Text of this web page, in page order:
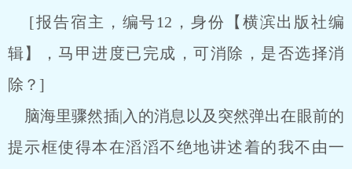
[报告宿主，编号12，身份【横滨出版社编
辑】，马甲进度已完成，可消除，是否选择消
除？]
脑海里骤然插|入的消息以及突然弹出在眼前的
提示框使得本在滔滔不绝地讲述着的我不由一